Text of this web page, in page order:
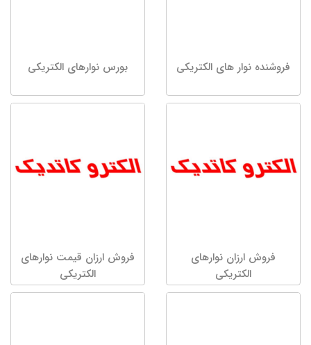
فروشنده نوار های الکتریکی بورس نوارهای الکتریکی
فروش ارزان نوارهای
الکتریکی
فروش ارزان قیمت نوارهای
الکتریکی